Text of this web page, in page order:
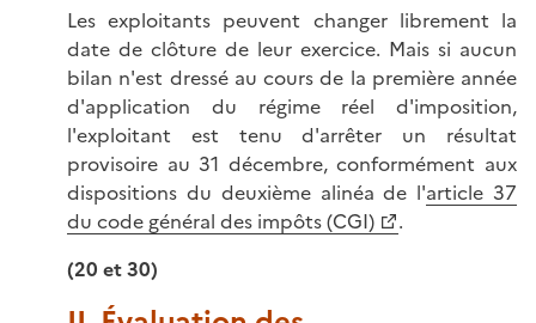
Les exploitants peuvent changer librement la
date de clôture de leur exercice. Mais si aucun
bilan n'est dressé au cours de la première année
d'application du régime réel d'imposition,
l'exploitant est tenu d'arrêter un résultat
provisoire au 31 décembre, conformément aux
dispositions du deuxième alinéa de l'article 37
du code général des impôts (CGI)
.
(20 et 30)